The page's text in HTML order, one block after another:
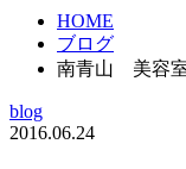
HOME
ブログ
南青山 美容
blog
2016.06.24